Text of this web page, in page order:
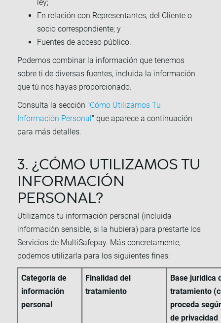
ley;
En relación con Representantes, del Cliente o
socio correspondiente; y
Fuentes de acceso público.
Podemos combinar la información que tenemos
sobre ti de diversas fuentes, incluida la información
que tú nos hayas proporcionado.
Consulta la sección "Cómo Utilizamos Tu
Información Personal" que aparece a continuación
para más detalles.
3. ¿CÓMO UTILIZAMOS TU
INFORMACIÓN
PERSONAL?
Utilizamos tu información personal (incluida
información sensible, si la hubiera) para prestarte los
Servicios de MultiSafepay. Más concretamente,
podemos utilizarla para los siguientes fines:
Categoría de
información
personal
Finalidad del
tratamiento
Base jurídica
tratamiento
proceda
de privacidad